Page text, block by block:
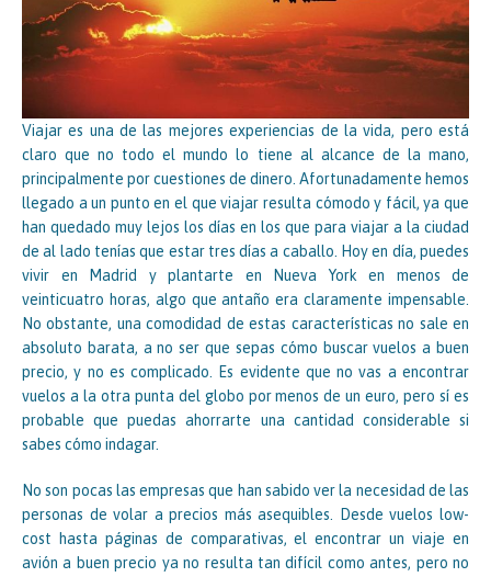
Viajar es una de las mejores experiencias de la vida, pero está
claro que no todo el mundo lo tiene al alcance de la mano,
principalmente por cuestiones de dinero. Afortunadamente hemos
llegado a un punto en el que viajar resulta cómodo y fácil, ya que
han quedado muy lejos los días en los que para viajar a la ciudad
de al lado tenías que estar tres días a caballo. Hoy en día, puedes
vivir en Madrid y plantarte en Nueva York en menos de
veinticuatro horas, algo que antaño era claramente impensable.
No obstante, una comodidad de estas características no sale en
absoluto barata, a no ser que sepas cómo buscar vuelos a buen
precio, y no es complicado. Es evidente que no vas a encontrar
vuelos a la otra punta del globo por menos de un euro, pero sí es
probable que puedas ahorrarte una cantidad considerable si
sabes cómo indagar.
No son pocas las empresas que han sabido ver la necesidad de las
personas de volar a precios más asequibles. Desde vuelos low-
cost hasta páginas de comparativas, el encontrar un viaje en
avión a buen precio ya no resulta tan difícil como antes, pero no